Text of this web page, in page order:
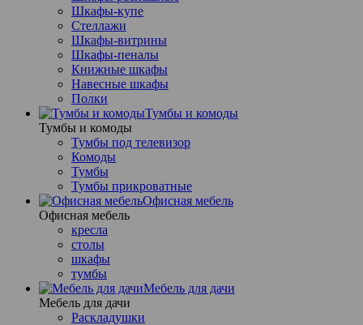
Шкафы-купе
Стеллажи
Шкафы-витрины
Шкафы-пеналы
Книжные шкафы
Навесные шкафы
Полки
Тумбы и комоды
Тумбы и комоды
Тумбы под телевизор
Комоды
Тумбы
Тумбы прикроватные
Офисная мебель
Офисная мебель
кресла
столы
шкафы
тумбы
Мебель для дачи
Мебель для дачи
Раскладушки